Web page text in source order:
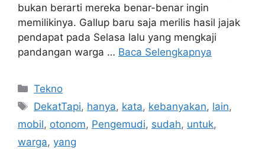
bukan berarti mereka benar-benar ingin
memilikinya. Gallup baru saja merilis hasil jajak
pendapat pada Selasa lalu yang mengkaji
pandangan warga … Baca Selengkapnya
Kategori
Tekno
Tag
DekatTapi, hanya, kata, kebanyakan, lain,
mobil, otonom, Pengemudi, sudah, untuk,
warga, yang